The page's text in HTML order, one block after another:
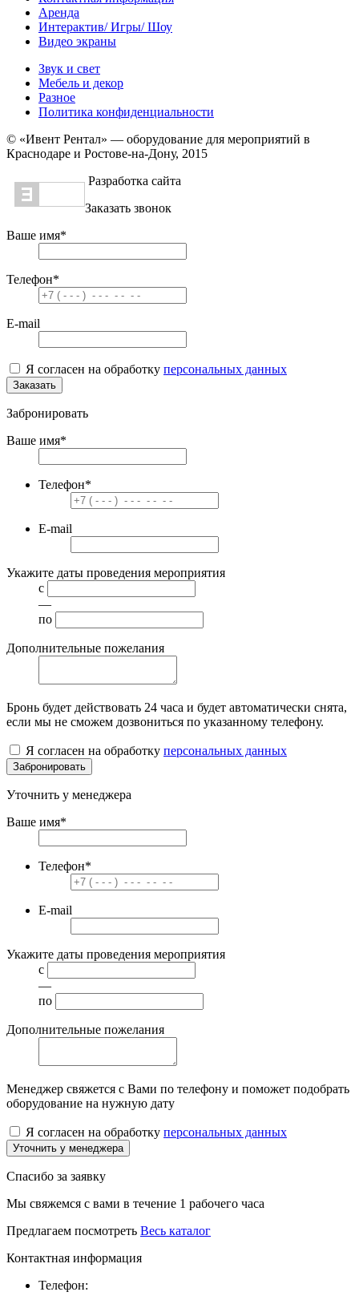
Аренда
Интерактив/ Игры/ Шоу
Видео экраны
Звук и свет
Мебель и декор
Разное
Политика конфиденциальности
© «Ивент Рентал» — оборудование для мероприятий в
Краснодаре и Ростове-на-Дону, 2015
Разработка сайта
Заказать звонок
Ваше имя*
Телефон*
E-mail
Я согласен на обработку персональных данных
Заказать
Забронировать
Ваше имя*
Телефон*
E-mail
Укажите даты проведения мероприятия
с
—
по
Дополнительные пожелания
Бронь будет действовать 24 часа и будет автоматически снята,
если мы не сможем дозвониться по указанному телефону.
Я согласен на обработку персональных данных
Забронировать
Уточнить у менеджера
Ваше имя*
Телефон*
E-mail
Укажите даты проведения мероприятия
с
—
по
Дополнительные пожелания
Менеджер свяжется с Вами по телефону и поможет подобрать
оборудование на нужную дату
Я согласен на обработку персональных данных
Уточнить у менеджера
Спасибо за заявку
Мы свяжемся с вами в течение 1 рабочего часа
Предлагаем посмотреть Весь каталог
Контактная информация
Телефон: